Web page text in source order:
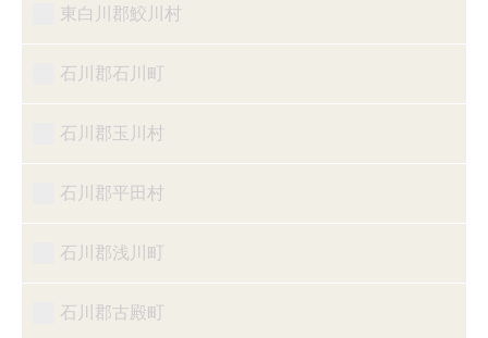
東白川郡鮫川村
石川郡石川町
石川郡玉川村
石川郡平田村
石川郡浅川町
石川郡古殿町